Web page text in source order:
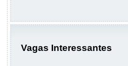
Vagas Interessantes